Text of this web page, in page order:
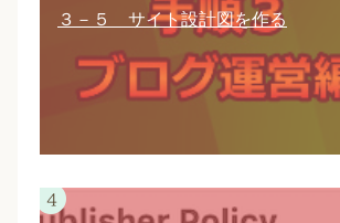
３－５ サイト設計図を作る